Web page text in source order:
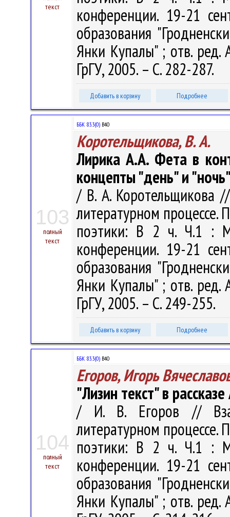
текст
конференции. 19-21
образования
Янки Купалы" ; отв. ред.
ГрГУ, 2005. – С. 282-287.
Добавить в корзину Подробнее
103
полный
текст
ББК 83.3(0) В40
Коротельщикова, В. А.
Лирика А.А. Фета в
концепты "день" и
/ В. А. Коротельщикова
литературном процессе.
поэтики: В 2 ч. Ч.1 :
конференции. 19-21
образования
Янки Купалы" ; отв. ред.
ГрГУ, 2005. – С. 249-255.
Добавить в корзину Подробнее
104
полный
текст
ББК 83.3(0) В40
Егоров, Игорь
"Лизин текст" в
/ И. В. Егоров //
литературном процессе.
поэтики: В 2 ч. Ч.1 :
конференции. 19-21
образования
Янки Купалы" ; отв. ред.